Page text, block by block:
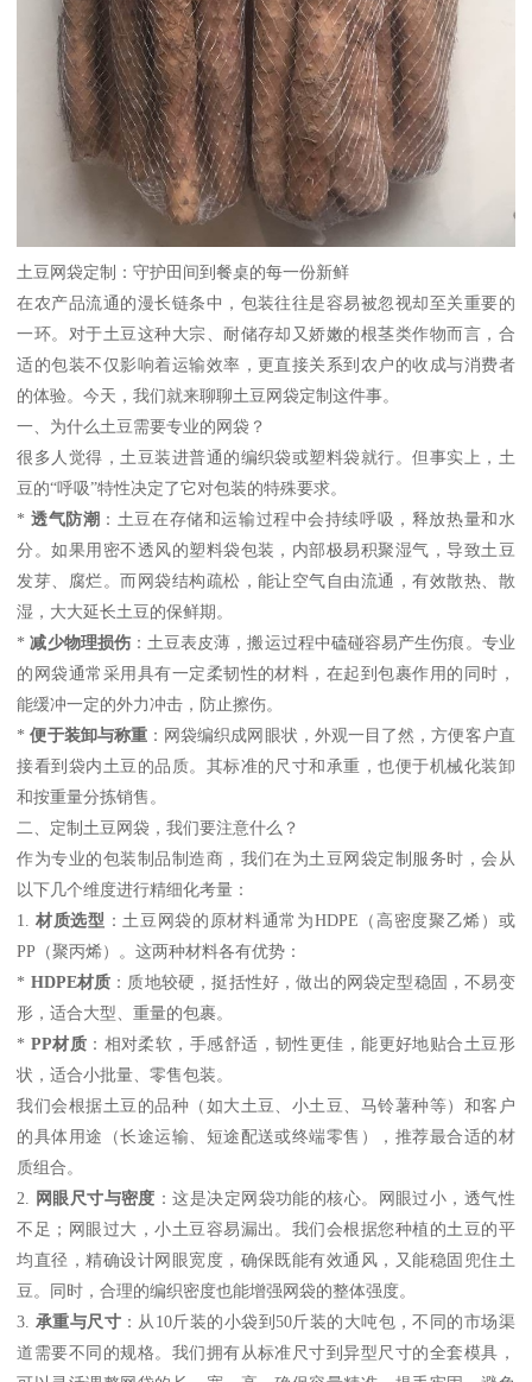
土豆网袋定制：守护田间到餐桌的每一份新鲜
在农产品流通的漫长链条中，包装往往是容易被忽视却至关重要的
一环。对于土豆这种大宗、耐储存却又娇嫩的根茎类作物而言，合
适的包装不仅影响着运输效率，更直接关系到农户的收成与消费者
的体验。今天，我们就来聊聊土豆网袋定制这件事。
一、为什么土豆需要专业的网袋？
很多人觉得，土豆装进普通的编织袋或塑料袋就行。但事实上，土
豆的“呼吸”特性决定了它对包装的特殊要求。
* 透气防潮 ：土豆在存储和运输过程中会持续呼吸，释放热量和水
分。如果用密不透风的塑料袋包装，内部极易积聚湿气，导致土豆
发芽、腐烂。而网袋结构疏松，能让空气自由流通，有效散热、散
湿，大大延长土豆的保鲜期。
*减少物理损伤：土豆表皮薄，搬运过程中磕碰容易产生伤痕。专业
的网袋通常采用具有一定柔韧性的材料，在起到包裹作用的同时，
能缓冲一定的外力冲击，防止擦伤。
*便于装卸与称重 ：网袋编织成网眼状，外观一目了然，方便客户直
接看到袋内土豆的品质。其标准的尺寸和承重，也便于机械化装卸
和按重量分拣销售。
二、定制土豆网袋，我们要注意什么？
作为专业的包装制品制造商，我们在为土豆网袋定制服务时，会从
以下几个维度进行精细化考量：
1. 材质选型 ：土豆网袋的原材料通常为HDPE（高密度聚乙烯）或
PP（聚丙烯）。这两种材料各有优势：
* HDPE材质 ：质地较硬，挺括性好，做出的网袋定型稳固，不易变
形，适合大型、重量的包裹。
* PP材质 ：相对柔软，手感舒适，韧性更佳，能更好地贴合土豆形
状，适合小批量、零售包装。
我们会根据土豆的品种（如大土豆、小土豆、马铃薯种等）和客户
的具体用途（长途运输、短途配送或终端零售），推荐最合适的材
质组合。
2. 网眼尺寸与密度 ：这是决定网袋功能的核心。网眼过小，透气性
不足；网眼过大，小土豆容易漏出。我们会根据您种植的土豆的平
均直径，精确设计网眼宽度，确保既能有效通风，又能稳固兜住土
豆。同时，合理的编织密度也能增强网袋的整体强度。
3. 承重与尺寸 ：从10斤装的小袋到50斤装的大吨包，不同的市场渠
道需要不同的规格。我们拥有从标准尺寸到异型尺寸的全套模具，